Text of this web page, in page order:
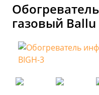
газовый Ballu